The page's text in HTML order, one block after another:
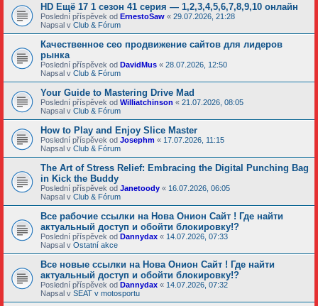
HD Ещё 17 1 сезон 41 серия — 1,2,3,4,5,6,7,8,9,10 онлайн
Poslední příspěvek od ErnestoSaw « 29.07.2026, 21:28
Napsal v Club & Fórum
Качественное сео продвижение сайтов для лидеров
рынка
Poslední příspěvek od DavidMus « 28.07.2026, 12:50
Napsal v Club & Fórum
Your Guide to Mastering Drive Mad
Poslední příspěvek od Williatchinson « 21.07.2026, 08:05
Napsal v Club & Fórum
How to Play and Enjoy Slice Master
Poslední příspěvek od Josephm « 17.07.2026, 11:15
Napsal v Club & Fórum
The Art of Stress Relief: Embracing the Digital Punching Bag
in Kick the Buddy
Poslední příspěvek od Janetoody « 16.07.2026, 06:05
Napsal v Club & Fórum
Все рабочие ссылки на Нова Онион Сайт ! Где найти
актуальный доступ и обойти блокировку!?
Poslední příspěvek od Dannydax « 14.07.2026, 07:33
Napsal v Ostatní akce
Все новые ссылки на Нова Онион Сайт ! Где найти
актуальный доступ и обойти блокировку!?
Poslední příspěvek od Dannydax « 14.07.2026, 07:32
Napsal v SEAT v motosportu